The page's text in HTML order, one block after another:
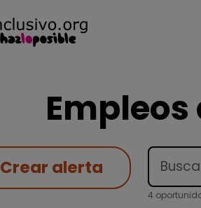
Crear alerta
4